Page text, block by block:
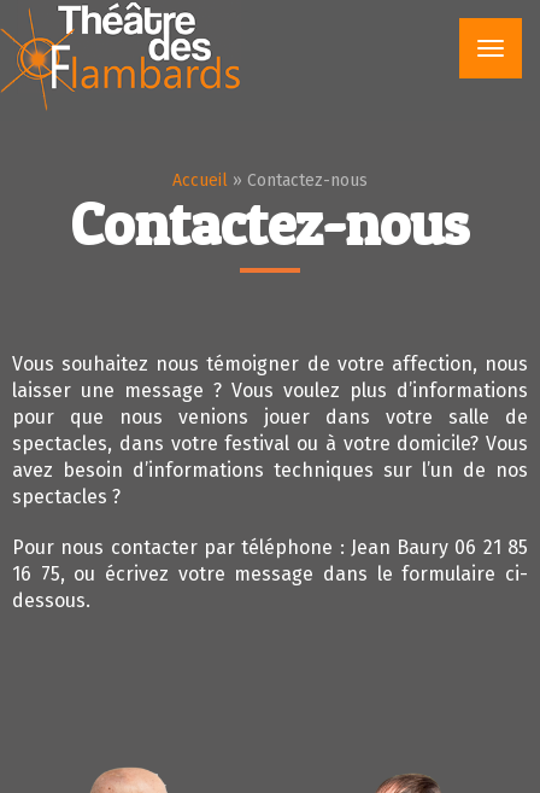
Accueil » Contactez-nous
Contactez-nous
Vous souhaitez nous témoigner de votre affection, nous
laisser une message ? Vous voulez plus d’informations
pour que nous venions jouer dans votre salle de
spectacles, dans votre festival ou à votre domicile? Vous
avez besoin d’informations techniques sur l’un de nos
spectacles ?
Pour nous contacter par téléphone : Jean Baury 06 21 85
16 75, ou écrivez votre message dans le formulaire ci-
dessous.